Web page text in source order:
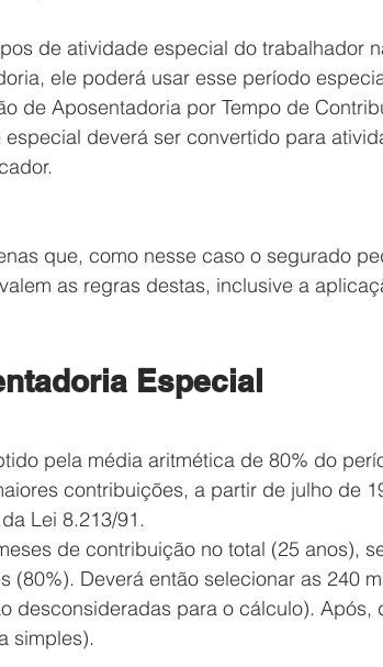
de atividade especial do trabalhador
ele poderá usar esse período
de Aposentadoria por Tempo de
deverá ser convertido para
que, como nesse caso o segurado
as regras destas, inclusive a
Especial
pela média aritmética de 80% do
contribuições, a partir de julho de
Lei 8.213/91.
de contribuição no total (25 anos),
(80%). Deverá então selecionar as 240
desconsideradas para o cálculo). Após,
simples).